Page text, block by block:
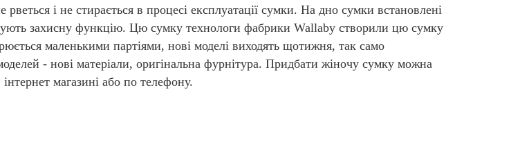
рветься і не стирається в процесі експлуатації сумки. На дно сумки встановлені
захисну функцію. Цю сумку технологи фабрики Wallaby створили цю сумку
маленькими партіями, нові моделі виходять щотижня, так само
- нові матеріали, оригінальна фурнітура. Придбати жіночу сумку можна
магазині або по телефону.